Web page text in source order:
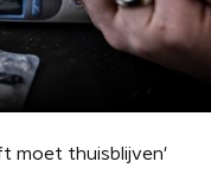
moet thuisblijven'